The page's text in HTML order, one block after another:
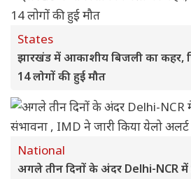
States
झारखंड में आकाशीय बिजली का कहर,
14 लोगों की हुई मौत
National
अगले तीन दिनों के अंदर Delhi-NCR में